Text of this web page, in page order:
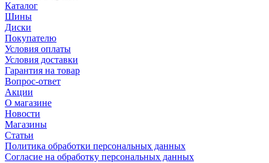
Каталог
Шины
Диски
Покупателю
Условия оплаты
Условия доставки
Гарантия на товар
Вопрос-ответ
Акции
О магазине
Новости
Магазины
Статьи
Политика обработки персональных данных
Согласие на обработку персональных данных